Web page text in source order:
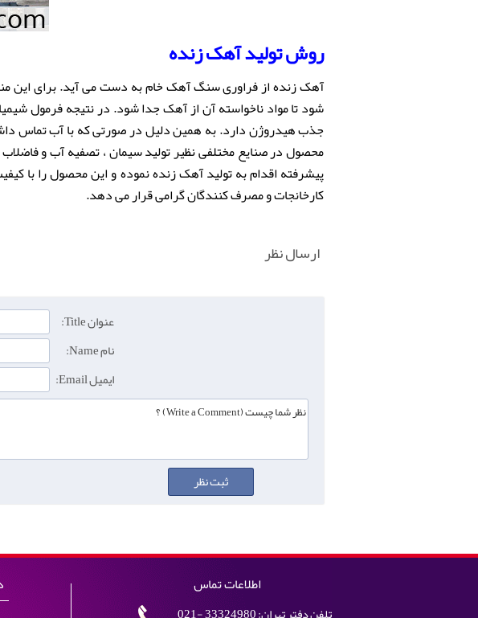
روش تولیدآهک زنده
آهک زنده از فراوری سنگ آهک خام به دست می آید. برای این
جذب هیدروژن دارد. به همین دلیل در صورتی که با آب تماس
محصول در صنایع مختلفی نظیر تولید سیمان ، تصفیه آب و
کارخانجات و مصرف کنندگان گرامی قرار می دهد.
ارسال نظر
عنوان Title:
نام Name:
ایمیل Email:
اطلاعات تماس